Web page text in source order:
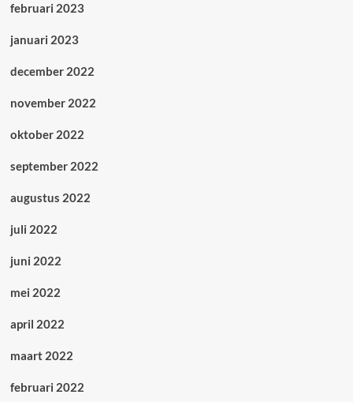
februari 2023
januari 2023
december 2022
november 2022
oktober 2022
september 2022
augustus 2022
juli 2022
juni 2022
mei 2022
april 2022
maart 2022
februari 2022